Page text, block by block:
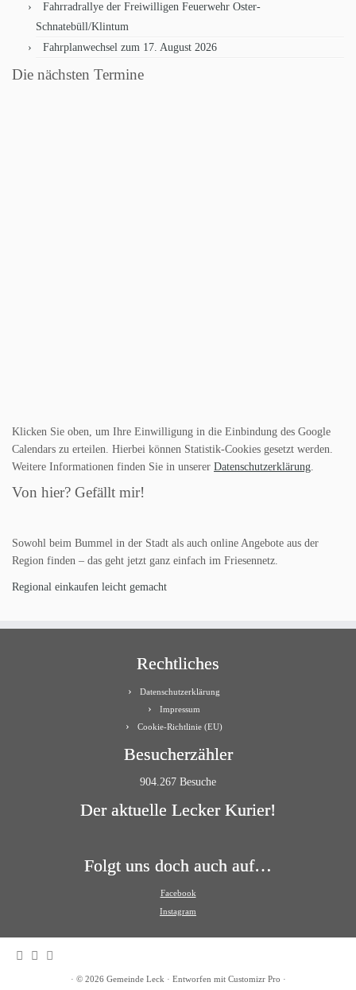
Fahrradrallye der Freiwilligen Feuerwehr Oster-
Schnatebüll/Klintum
Fahrplanwechsel zum 17. August 2026
Die nächsten Termine
Klicken Sie oben, um Ihre Einwilligung in die Einbindung des Google
Calendars zu erteilen. Hierbei können Statistik-Cookies gesetzt werden.
Weitere Informationen finden Sie in unserer Datenschutzerklärung.
Von hier? Gefällt mir!
Sowohl beim Bummel in der Stadt als auch online Angebote aus der
Region finden – das geht jetzt ganz einfach im Friesennetz.
Regional einkaufen leicht gemacht
Rechtliches
Datenschutzerklärung
Impressum
Cookie-Richtlinie (EU)
Besucherzähler
904.267 Besuche
Der aktuelle Lecker Kurier!
Folgt uns doch auch auf…
Facebook
Instagram
· © 2026 Gemeinde Leck · Entworfen mit Customizr Pro ·